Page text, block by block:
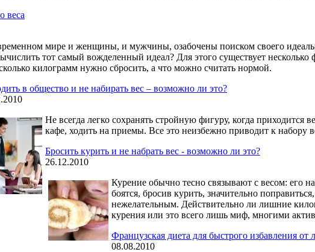
веса
мире и женщины, и мужчины, озабочены поиском своего
тот самый вожделенный идеал? Для этого существует несколько
килограмм нужно сбросить, а что можно считать нормой.
в общество и не набирать вес – возможно ли это?
Не всегда легко сохранять стройную фигуру, когда приходится
кафе, ходить на приемы. Все это неизбежно приводит к набору
Бросить курить и не набрать вес - возможно ли это?
26.12.2010
Курение обычно тесно связывают с весом: его
боятся, бросив курить, значительно
нежелательным. Действительно ли лишние
курения или это всего лишь миф, многими
Французская диета для быстрого избавления от
08.08.2010